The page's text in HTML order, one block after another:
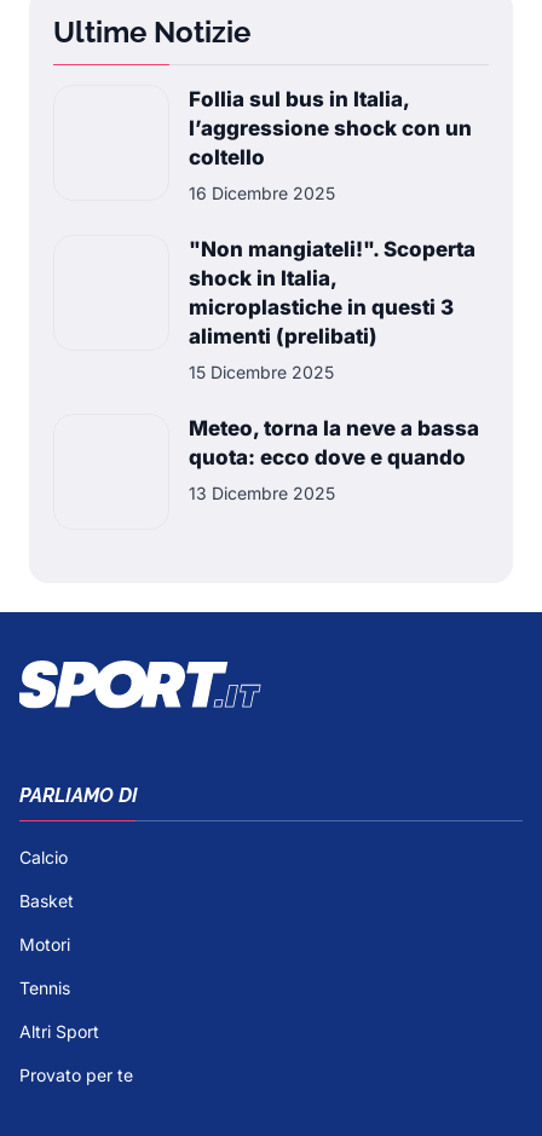
Ultime Notizie
Follia sul bus in Italia,
l’aggressione shock con un
coltello
16 Dicembre 2025
"Non mangiateli!". Scoperta
shock in Italia,
microplastiche in questi 3
alimenti (prelibati)
15 Dicembre 2025
Meteo, torna la neve a bassa
quota: ecco dove e quando
13 Dicembre 2025
PARLIAMO DI
Calcio
Basket
Motori
Tennis
Altri Sport
Provato per te